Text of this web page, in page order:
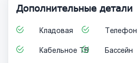
Дополнительные детали
Кладовая Телефон
Кабельное ТВ Бассейн